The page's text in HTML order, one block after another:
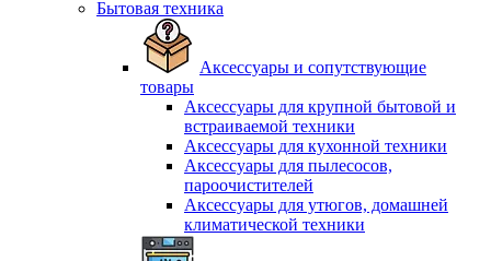
Бытовая техника
Аксессуары и сопутствующие
товары
Аксессуары для крупной бытовой и
встраиваемой техники
Аксессуары для кухонной техники
Аксессуары для пылесосов,
пароочистителей
Аксессуары для утюгов, домашней
климатической техники